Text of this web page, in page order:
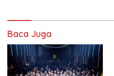
Baca Juga